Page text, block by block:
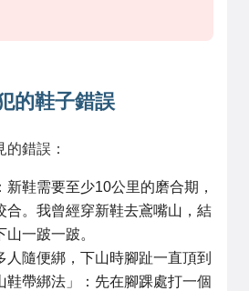
的鞋子錯誤
錯誤：
：新鞋需要至少10公里的磨合期，
合。我曾經穿新鞋去鳶嘴山，結
一跛一跛。
人隨便綁，下山時腳趾一直頂到
鞋帶綁法」：先在腳踝處打一個